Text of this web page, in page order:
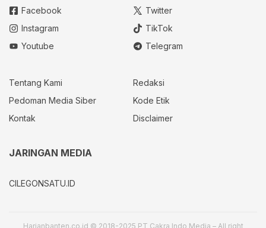
Facebook
Twitter
Instagram
TikTok
Youtube
Telegram
Tentang Kami
Redaksi
Pedoman Media Siber
Kode Etik
Kontak
Disclaimer
JARINGAN MEDIA
CILEGONSATU.ID
Harianbanten.co.id © 2018-2025 PT Cakra Indo Media – All right